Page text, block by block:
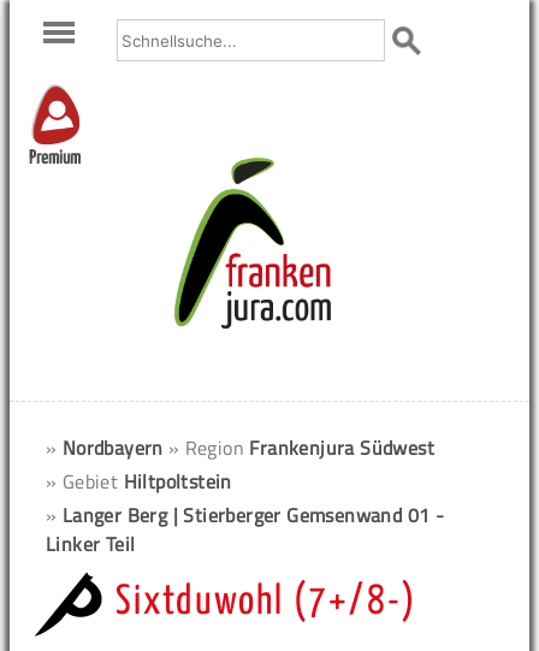
Premium
» Nordbayern » Region Frankenjura Südwest
» Gebiet Hiltpoltstein
» Langer Berg | Stierberger Gemsenwand 01 -
Linker Teil
Sixtduwohl (7+/8-)